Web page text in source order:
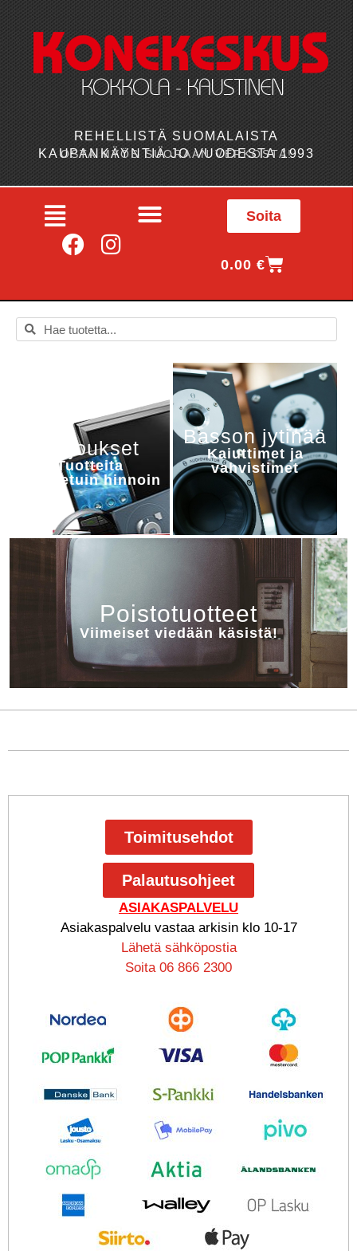
REHELLISTÄ SUOMALAISTA
KAUPANKÄYNTIÄ JO VUODESTA 1993
OSTA MYÖS SUORAAN VERKOSTA!
Soita
0.00€
Tarjoukset
Tuotteita
alennetuin hinnoin
Basson jytinää
Kaiuttimet ja
vahvistimet
Poistotuotteet
Viimeiset viedään käsistä!
Toimitusehdot
Palautusohjeet
ASIAKASPALVELU
Asiakaspalvelu vastaa arkisin klo 10-17
Lähetä sähköpostia
Soita 06 866 2300